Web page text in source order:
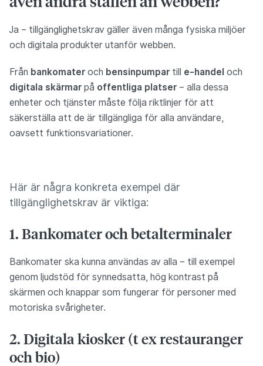
Ja – tillgänglighetskrav gäller även många fysiska miljöer
och digitala produkter utanför webben.
Från bankomater och bensinpumpar till e-handel och
digitala skärmar på offentliga platser – alla dessa
enheter och tjänster måste följa riktlinjer för att
säkerställa att de är tillgängliga för alla användare,
oavsett funktionsvariationer.
Här är några konkreta exempel där
tillgänglighetskrav är viktiga:
1. Bankomater och betalterminaler
Bankomater ska kunna användas av alla – till exempel
genom ljudstöd för synnedsatta, hög kontrast på
skärmen och knappar som fungerar för personer med
motoriska svårigheter.
2. Digitala kiosker (t ex restauranger
och bio)